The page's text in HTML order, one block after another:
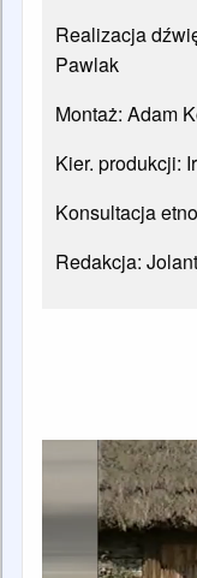
Realizacja
Pawlak
Montaż: Adam
Kier. produkcji:
Konsultacja
Redakcja: